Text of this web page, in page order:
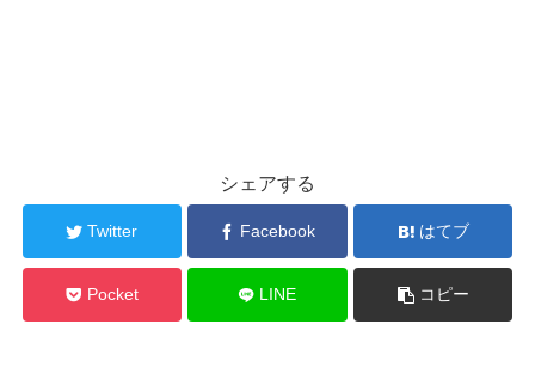
シェアする
Twitter Facebook はてブ
Pocket LINE コピー